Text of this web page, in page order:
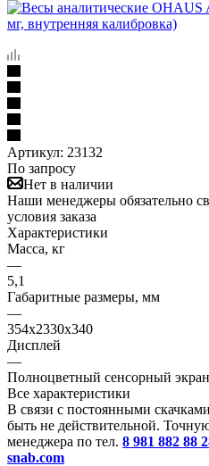
Артикул: 23132
По запросу
Нет в наличии
Наши менеджеры обязательно
условия заказа
Характеристики
Масса, кг
—
5,1
Габаритные размеры, мм
—
354х2330х340
Дисплей
—
Полноцветный сенсорный
Все характеристики
В связи с постоянными
быть не действительной.
менеджера по тел. 8 981 882 88
snab.com